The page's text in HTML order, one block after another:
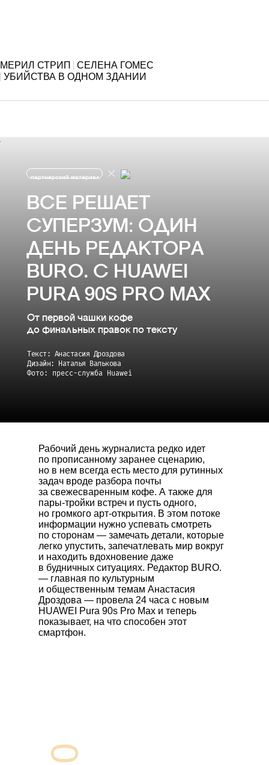
МЕРИЛ СТРИП
СЕЛЕНА ГОМЕС
УБИЙСТВА В ОДНОМ ЗДАНИИ
партнерский материал
ВСЕ РЕШАЕТ
СУПЕРЗУМ: ОДИН
ДЕНЬ РЕДАКТОРА
BURO. С HUAWEI
PURA 90S PRO MAX
От первой чашки кофе
до финальных правок по тексту
Текст: Анастасия Дроздова
Дизайн: Наталья Валькова
Фото: пресс-служба Huawei
Рабочий день журналиста редко идет
по прописанному заранее сценарию,
но в нем всегда есть место для рутинных
задач вроде разбора почты
за свежесваренным кофе. А также для
пары-тройки встреч и пусть одного,
но громкого арт-открытия. В этом потоке
информации нужно успевать смотреть
по сторонам — замечать детали, которые
легко упустить, запечатлевать мир вокруг
и находить вдохновение даже
в будничных ситуациях. Редактор BURO.
— главная по культурным
и общественным темам Анастасия
Дроздова — провела 24 часа с новым
HUAWEI Pura 90s Pro Max и теперь
показывает, на что способен этот
смартфон.